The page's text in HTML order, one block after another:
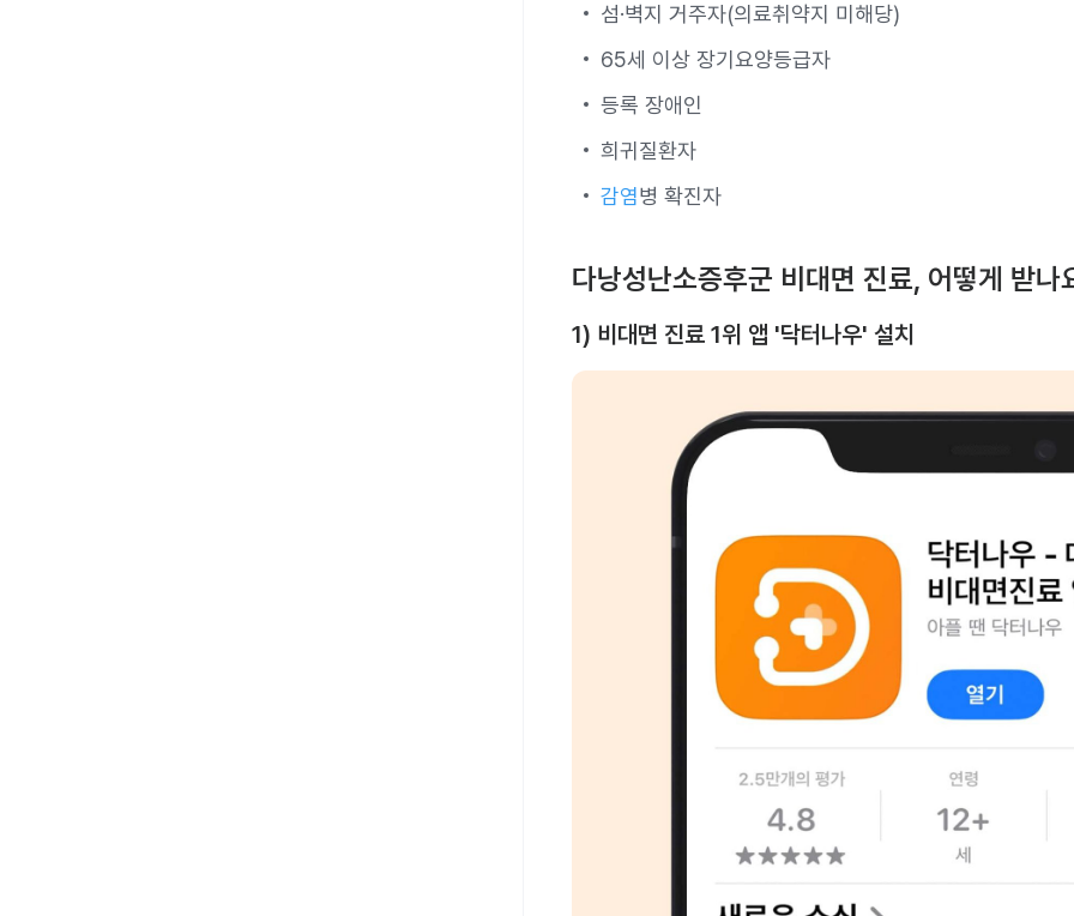
섬·벽지 거주자(의료취약지 미해당)
65세 이상 장기요양등급자
등록 장애인
희귀질환자
감염병 확진자
다낭성난소증후군 비대면 진료, 어떻게 받나
1) 비대면 진료 1위 앱 '닥터나우' 설치